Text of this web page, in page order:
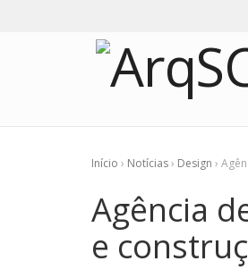
Início › Notícias› Design ›
Agência
e